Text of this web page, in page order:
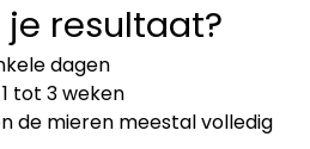
resultaat?
dagen
tot 3 weken
de mieren meestal volledig